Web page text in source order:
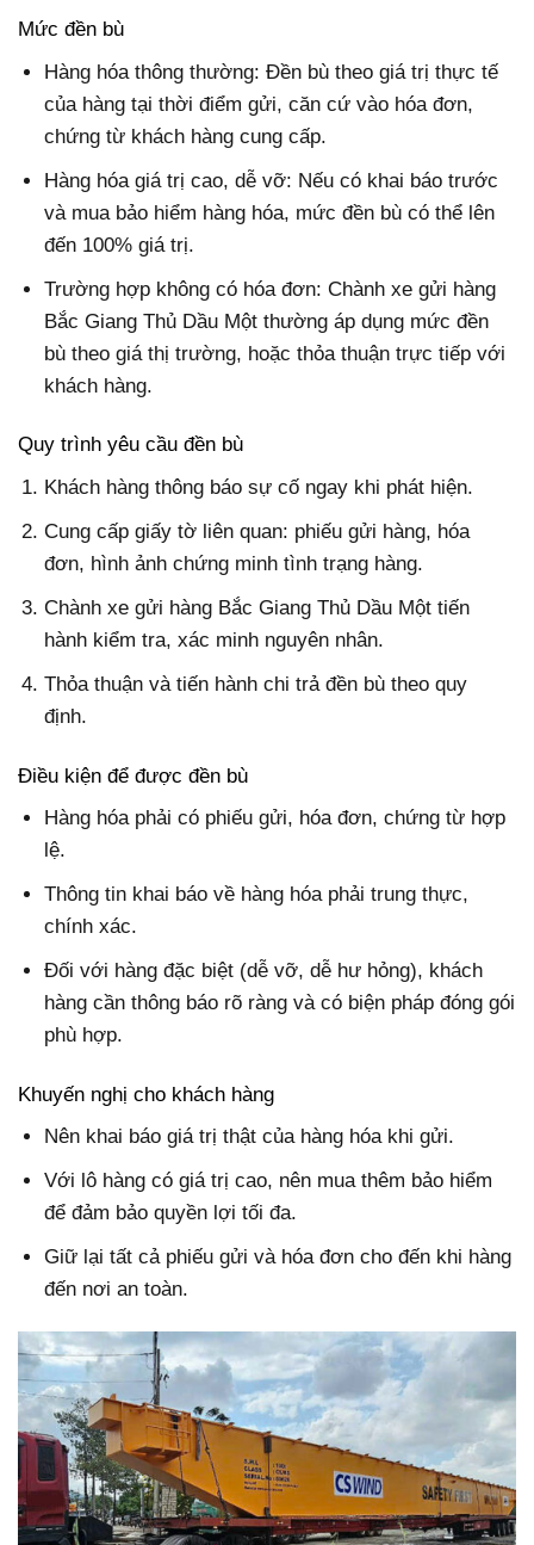
Mức đền bù
Hàng hóa thông thường: Đền bù theo giá trị thực tế
của hàng tại thời điểm gửi, căn cứ vào hóa đơn,
chứng từ khách hàng cung cấp.
Hàng hóa giá trị cao, dễ vỡ: Nếu có khai báo trước
và mua bảo hiểm hàng hóa, mức đền bù có thể lên
đến 100% giá trị.
Trường hợp không có hóa đơn: Chành xe gửi hàng
Bắc Giang Thủ Dầu Một thường áp dụng mức đền
bù theo giá thị trường, hoặc thỏa thuận trực tiếp với
khách hàng.
Quy trình yêu cầu đền bù
Khách hàng thông báo sự cố ngay khi phát hiện.
Cung cấp giấy tờ liên quan: phiếu gửi hàng, hóa
đơn, hình ảnh chứng minh tình trạng hàng.
Chành xe gửi hàng Bắc Giang Thủ Dầu Một tiến
hành kiểm tra, xác minh nguyên nhân.
Thỏa thuận và tiến hành chi trả đền bù theo quy
định.
Điều kiện để được đền bù
Hàng hóa phải có phiếu gửi, hóa đơn, chứng từ hợp
lệ.
Thông tin khai báo về hàng hóa phải trung thực,
chính xác.
Đối với hàng đặc biệt (dễ vỡ, dễ hư hỏng), khách
hàng cần thông báo rõ ràng và có biện pháp đóng gói
phù hợp.
Khuyến nghị cho khách hàng
Nên khai báo giá trị thật của hàng hóa khi gửi.
Với lô hàng có giá trị cao, nên mua thêm bảo hiểm
để đảm bảo quyền lợi tối đa.
Giữ lại tất cả phiếu gửi và hóa đơn cho đến khi hàng
đến nơi an toàn.